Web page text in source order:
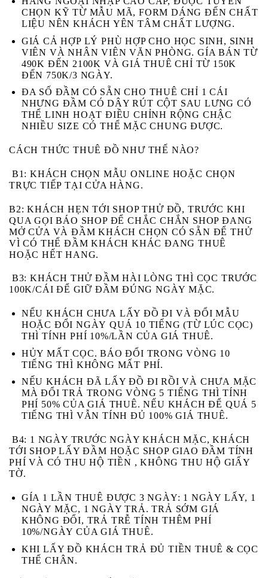
CHỌN KỸ TỪ MẪU MÃ, FORM DÁNG ĐẾN CHẤT
LIỆU NÊN KHÁCH YÊN TÂM CHẤT LƯỢNG.
GIÁ CẢ HỢP LÝ PHÙ HỢP CHO HỌC SINH, SINH
VIÊN VÀ NHÂN VIÊN VĂN PHÒNG. GÍA BÁN TỪ
490K ĐẾN 2100K VÀ GIÁ THUÊ CHỈ TỪ 150K
ĐẾN 750K/3 NGÀY.
ĐA SỐ ĐẦM CÓ SẴN CHO THUÊ CHỈ 1 CÁI
NHƯNG ĐẦM CÓ DÂY RÚT CỘT SAU LƯNG CÓ
THỂ LINH HOẠT ĐIỀU CHỈNH RỘNG CHẬC
NHIỀU SIZE CÓ THỂ MẶC CHUNG ĐƯỢC.
CÁCH THỨC THUÊ ĐỒ NHƯ THẾ NÀO?
B1: KHÁCH CHỌN MẪU ONLINE HOẶC CHỌN
TRỰC TIẾP TẠI CỬA HÀNG.
B2: KHÁCH HẸN TỚI SHOP THỬ ĐỒ, TRƯỚC KHI
QUA GỌI BÁO SHOP ĐỂ CHẮC CHẮN SHOP ĐANG
MỞ CỬA VÀ ĐẦM KHÁCH CHỌN CÓ SẴN ĐỂ THỬ
VÌ CÓ THỂ ĐẦM KHÁCH KHÁC ĐANG THUÊ
HOẶC HẾT HANG.
B3: KHÁCH THỬ ĐẦM HÀI LÒNG THÌ CỌC TRƯỚC
100K/CÁI ĐỂ GIỮ ĐẦM ĐÚNG NGÀY MẶC.
NẾU KHÁCH CHƯA LẤY ĐỒ ĐI VÀĐỔI MẪU
HOẶC ĐỔI NGÀY QUÁ 10 TIẾNG (TỪ LÚC CỌC)
THÌ TÍNH PHÍ 10%/LẦN CỦA GIÁ THUÊ.
HỦY MẤT CỌC. BÁO ĐỔI TRONG VÒNG 10
TIẾNG THÌ KHÔNG MẤT PHÍ.
NẾU KHÁCH ĐÃLẤY ĐỒ ĐI RỒI VÀ CHƯA MẶC
MÀ ĐỔI TRẢ TRONG VÒNG 5 TIẾNG THÌ TÍNH
PHÍ 50% CỦA GIÁ THUÊ. NẾU KHÁCH ĐỂ QUÁ 5
TIẾNG THÌ VẪN TÍNH ĐỦ 100% GIÁ THUÊ.
B4: 1 NGÀY TRƯỚC NGÀY KHÁCH MẶC, KHÁCH
TỚI SHOP LẤY ĐẦM HOẶC SHOP GIAO ĐẦM TÍNH
PHÍ VÀ CÓ THU HỘ TIỀN , KHÔNG THU HỘ GIẤY
TỜ.
GÍA 1 LẦN THUÊ ĐƯỢC 3 NGÀY: 1 NGÀY LẤY, 1
NGÀY MẶC, 1 NGÀY TRẢ. TRẢ SỚM GIÁ
KHÔNG ĐỔI, TRẢ TRỄ TÍNH THÊM PHÍ
10%/NGÀY CỦA GIÁ THUÊ.
KHI LẤY ĐỒ KHÁCHTRẢ ĐỦ TIỀN THUÊ & CỌC
THẾ CHÂN.